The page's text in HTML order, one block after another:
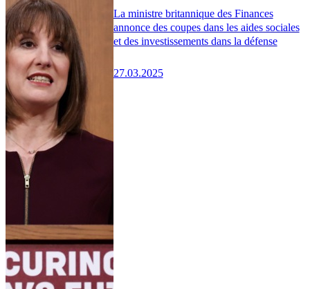
La ministre britannique des Finances
annonce des coupes dans les aides sociales
et des investissements dans la défense
27.03.2025